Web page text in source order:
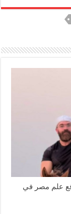
علم مصر في